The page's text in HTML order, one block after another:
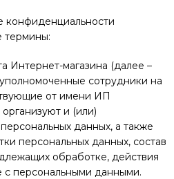
конфиденциальности
термины:
Интернет-магазина (далее –
сотрудники на
от имени ИП
и (или)
данных, а также
персональных данных, состав
обработке, действия
персональными данными.